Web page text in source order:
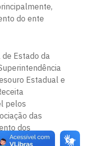
do ente
Estado da
Estadual e
pelos
das
dos
para a